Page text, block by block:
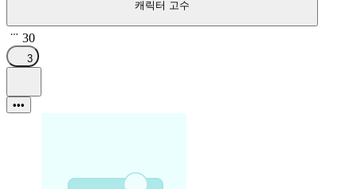
캐릭터 고수
30
3
•••